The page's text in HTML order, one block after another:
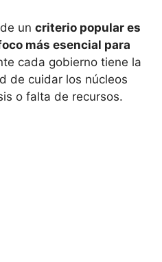
un criterio popular es
más esencial para
cada gobierno tiene la
de cuidar los núcleos
o falta de recursos.